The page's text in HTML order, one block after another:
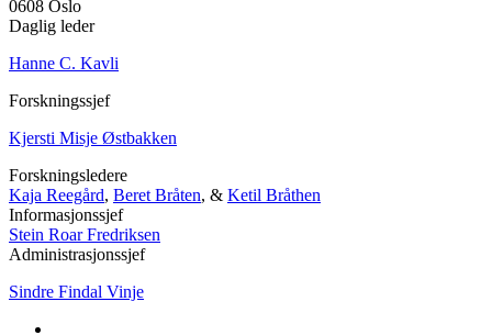
0608 Oslo
Daglig leder
Hanne C. Kavli
Forskningssjef
Kjersti Misje Østbakken
Forskningsledere
Kaja Reegård, Beret Bråten, & Ketil Bråthen
Informasjonssjef
Stein Roar Fredriksen
Administrasjonssjef
Sindre Findal Vinje